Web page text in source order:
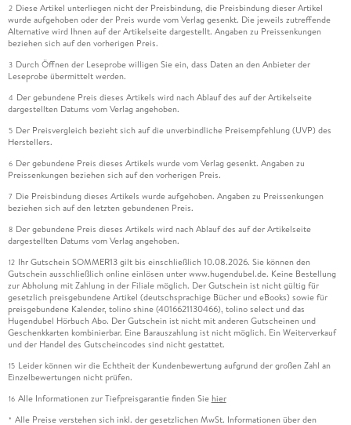
2 Diese Artikel unterliegen nicht der Preisbindung, die Preisbindung dieser Artikel
wurde aufgehoben oder der Preis wurde vom Verlag gesenkt. Die jeweils zutreffende
Alternative wird Ihnen auf der Artikelseite dargestellt. Angaben zu Preissenkungen
beziehen sich auf den vorherigen Preis.
3 Durch Öffnen der Leseprobe willigen Sie ein, dass Daten an den Anbieter der
Leseprobe übermittelt werden.
4 Der gebundene Preis dieses Artikels wird nach Ablauf des auf der Artikelseite
dargestellten Datums vom Verlag angehoben.
5 Der Preisvergleich bezieht sich auf die unverbindliche Preisempfehlung (UVP) des
Herstellers.
6 Der gebundene Preis dieses Artikels wurde vom Verlag gesenkt. Angaben zu
Preissenkungen beziehen sich auf den vorherigen Preis.
7 Die Preisbindung dieses Artikels wurde aufgehoben. Angaben zu Preissenkungen
beziehen sich auf den letzten gebundenen Preis.
8 Der gebundene Preis dieses Artikels wird nach Ablauf des auf der Artikelseite
dargestellten Datums vom Verlag angehoben.
12 Ihr Gutschein SOMMER13 gilt bis einschließlich 10.08.2026. Sie können den
Gutschein ausschließlich online einlösen unter www.hugendubel.de. Keine Bestellung
zur Abholung mit Zahlung in der Filiale möglich. Der Gutschein ist nicht gültig für
gesetzlich preisgebundene Artikel (deutschsprachige Bücher und eBooks) sowie für
preisgebundene Kalender, tolino shine (4016621130466), tolino select und das
Hugendubel Hörbuch Abo. Der Gutschein ist nicht mit anderen Gutscheinen und
Geschenkkarten kombinierbar. Eine Barauszahlung ist nicht möglich. Ein Weiterverkauf
und der Handel des Gutscheincodes sind nicht gestattet.
15 Leider können wir die Echtheit der Kundenbewertung aufgrund der großen Zahl an
Einzelbewertungen nicht prüfen.
16 Alle Informationen zur Tiefpreisgarantie finden Sie hier
* Alle Preise verstehen sich inkl. der gesetzlichen MwSt. Informationen über den